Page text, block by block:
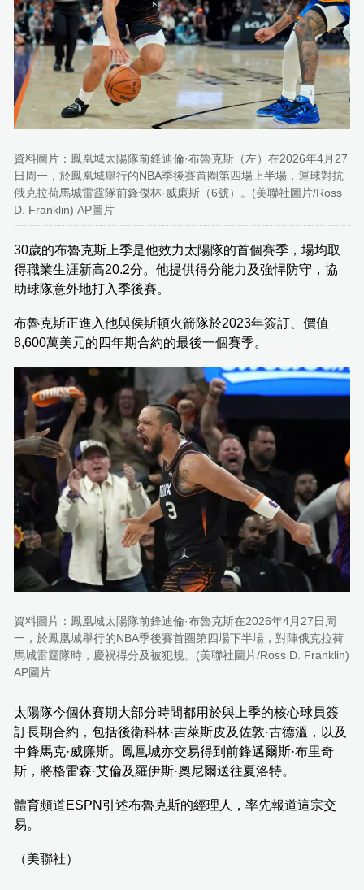
資料圖片：鳳凰城太陽隊前鋒迪倫·布魯克斯（左）在2026年4月27
日周一，於鳳凰城舉行的NBA季後賽首圈第四場上半場，運球對抗
俄克拉荷馬城雷霆隊前鋒傑林·威廉斯（6號）。(美聯社圖片/Ross
D. Franklin) AP圖片
30歲的布魯克斯上季是他效力太陽隊的首個賽季，場均取
得職業生涯新高20.2分。他提供得分能力及強悍防守，協
助球隊意外地打入季後賽。
布魯克斯正進入他與侯斯頓火箭隊於2023年簽訂、價值
8,600萬美元的四年期合約的最後一個賽季。
資料圖片：鳳凰城太陽隊前鋒迪倫·布魯克斯在2026年4月27日周
一，於鳳凰城舉行的NBA季後賽首圈第四場下半場，對陣俄克拉荷
馬城雷霆隊時，慶祝得分及被犯規。(美聯社圖片/Ross D. Franklin)
AP圖片
太陽隊今個休賽期大部分時間都用於與上季的核心球員簽
訂長期合約，包括後衛科林·吉萊斯皮及佐敦·古德溫，以及
中鋒馬克·威廉斯。鳳凰城亦交易得到前鋒邁爾斯·布里奇
斯，將格雷森·艾倫及羅伊斯·奧尼爾送往夏洛特。
體育頻道ESPN引述布魯克斯的經理人，率先報道這宗交
易。
（美聯社）